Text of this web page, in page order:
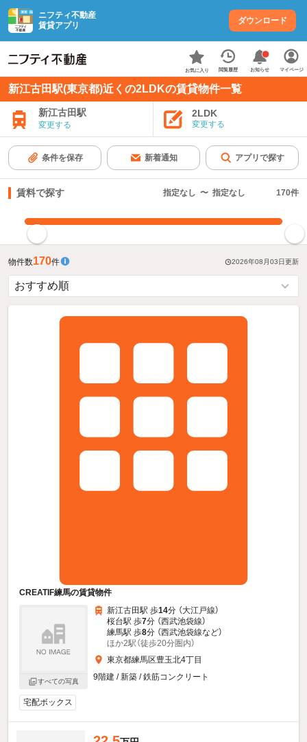
ニフティ不動産
賃貸アプリ
ダウンロード
お気に入り 閲覧履歴 お知らせ マイページ
新江古田駅(東京都)近くの2LDKの賃貸物件一覧
新江古田駅
変更する
2LDK
変更する
条件を保存 新着通知 アプリで探す
賃料で探す 指定なし 〜 指定なし 170件
物件数170件 2026年08月03日更新
CREATIF練馬の賃貸物件
すべての写真
新江古田駅 歩14分 （大江戸線）
桜台駅 歩7分 （西武池袋線）
練馬駅 歩8分 （西武池袋線など）
ほか2駅（徒歩20分圏内）
東京都練馬区豊玉北4丁目
9階建 / 新築 / 鉄筋コンクリート
宅配ボックス